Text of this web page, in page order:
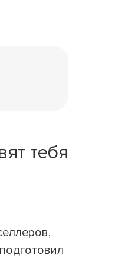
тебя